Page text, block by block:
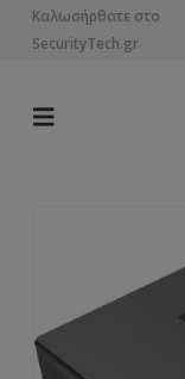
Καλωσήρθατε στο
SecurityTech.gr